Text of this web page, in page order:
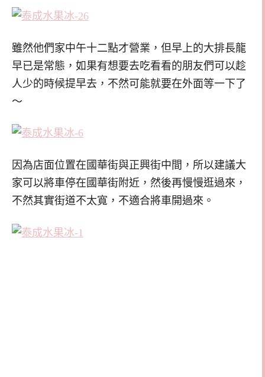
雖然他們家中午十二點才營業，但早上的大排長龍
早已是常態，如果有想要去吃看看的朋友們可以趁
人少的時候提早去，不然可能就要在外面等一下了
～
因為店面位置在國華街與正興街中間，所以建議大
家可以將車停在國華街附近，然後再慢慢逛過來，
不然其實街道不太寬，不適合將車開過來。